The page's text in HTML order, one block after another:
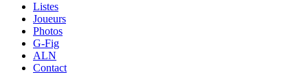
Listes
Joueurs
Photos
G-Fig
ALN
Contact